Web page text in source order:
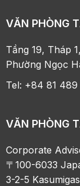
VĂN PHÒNG
Tầng 19, Tháp
Phường Ngọc
Tel: +84 81
VĂN PHÒNG
Corporate
〒100-6033
3-2-5